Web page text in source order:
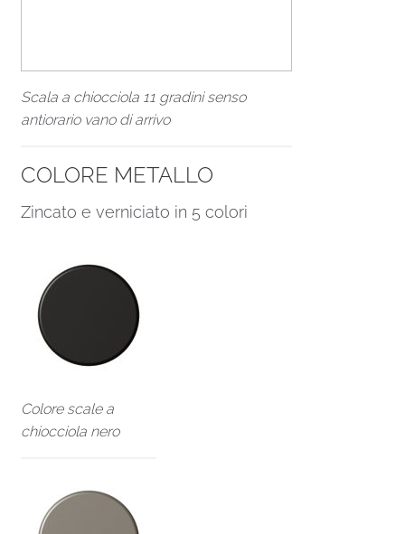
Scala a chiocciola 11 gradini senso
antiorario vano di arrivo
COLORE METALLO
Zincato e verniciato in 5 colori
Colore scale a
chiocciola nero